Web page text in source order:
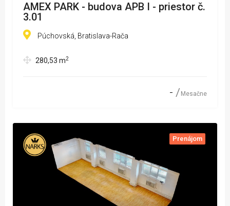
AMEX PARK - budova APB I - priestor č.
3.01
Púchovská, Bratislava-Rača
280,53 m2
- Mesačne
Prenájom